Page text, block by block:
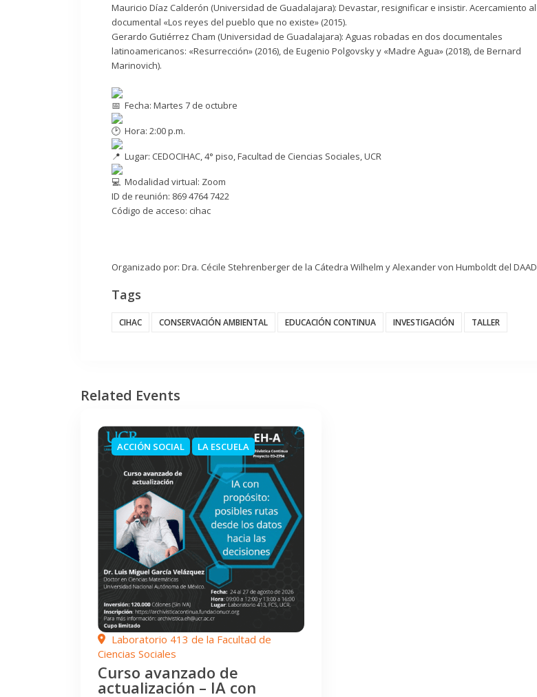
Mauricio Díaz Calderón (Universidad de Guadalajara): Devastar, resignificar e insistir. Acercamiento al
documental «Los reyes del pueblo que no existe» (2015).
Gerardo Gutiérrez Cham (Universidad de Guadalajara): Aguas robadas en dos documentales
latinoamericanos: «Resurrección» (2016), de Eugenio Polgovsky y «Madre Agua» (2018), de Bernard
Marinovich).
Fecha: Martes 7 de octubre
Hora: 2:00 p.m.
Lugar: CEDOCIHAC, 4° piso, Facultad de Ciencias Sociales, UCR
Modalidad virtual: Zoom
ID de reunión: 869 4764 7422
Código de acceso: cihac
Organizado por: Dra. Cécile Stehrenberger de la Cátedra Wilhelm y Alexander von Humboldt del DAAD
Tags
CIHAC CONSERVACIÓN AMBIENTAL EDUCACIÓN CONTINUA INVESTIGACIÓN TALLER
Related Events
ACCIÓN SOCIAL LA ESCUELA
Laboratorio 413 de la Facultad de
Ciencias Sociales
Curso avanzado de
actualización – IA con